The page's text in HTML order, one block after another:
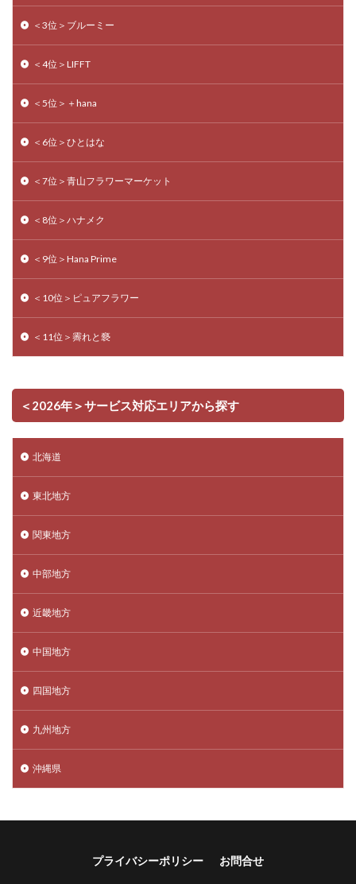
＜3位＞ブルーミー
＜4位＞LIFFT
＜5位＞＋hana
＜6位＞ひとはな
＜7位＞青山フラワーマーケット
＜8位＞ハナメク
＜9位＞Hana Prime
＜10位＞ピュアフラワー
＜11位＞霽れと褻
＜2026年＞サービス対応エリアから探す
北海道
東北地方
関東地方
中部地方
近畿地方
中国地方
四国地方
九州地方
沖縄県
プライバシーポリシー お問合せ